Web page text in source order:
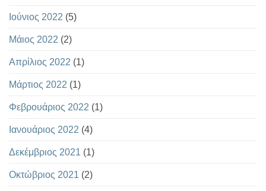
Ιούνιος 2022 (5)
Μάιος 2022 (2)
Απρίλιος 2022 (1)
Μάρτιος 2022 (1)
Φεβρουάριος 2022 (1)
Ιανουάριος 2022 (4)
Δεκέμβριος 2021 (1)
Οκτώβριος 2021 (2)